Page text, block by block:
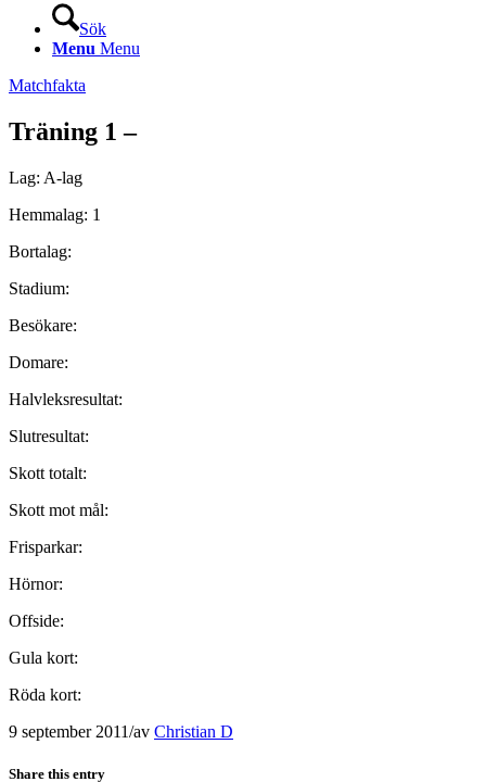
Sök
Menu Menu
Matchfakta
Träning 1 –
Lag: A-lag
Hemmalag: 1
Bortalag:
Stadium:
Besökare:
Domare:
Halvleksresultat:
Slutresultat:
Skott totalt:
Skott mot mål:
Frisparkar:
Hörnor:
Offside:
Gula kort:
Röda kort:
9 september 2011/av Christian D
Share this entry